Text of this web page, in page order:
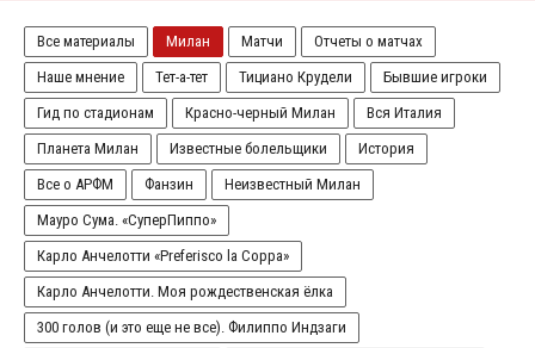
Все материалы Милан Матчи
Отчеты о матчах
Наше мнение
Тет-а-тет Тициано Крудели
Бывшие игроки
Гид по стадионам
Красно-черный Милан
Вся Италия
Планета Милан
Известные болельщики
История
Все о АРФМ
Фанзин
Неизвестный Милан
Мауро Сума. «СуперПиппо»
Карло Анчелотти «Preferisco la Coppa»
Карло Анчелотти. Моя рождественская ёлка
300 голов (и это еще не все). Филиппо Индзаги